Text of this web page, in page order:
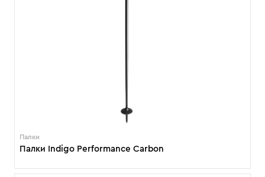
Палки
Палки Indigo Performance Carbon